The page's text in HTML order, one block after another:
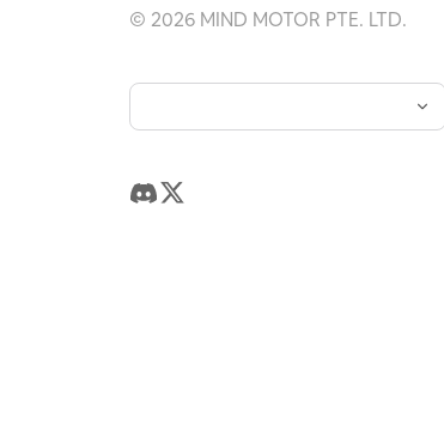
© 2026MIND MOTOR PTE. LTD.